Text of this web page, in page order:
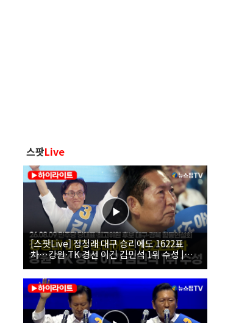
스팟Live
[스팟Live] 정청래 대구 승리에도 1622표
차…강원·TK 경선 이긴 김민석 1위 수성 |
26.08.09 더불어민주당 당대표·최고위원 후
보 대구·경북 합동연설회